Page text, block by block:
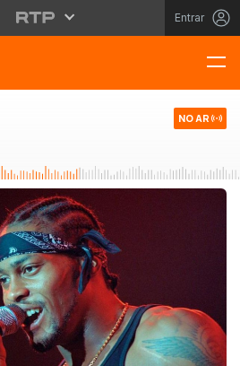
Entrar
NO AR